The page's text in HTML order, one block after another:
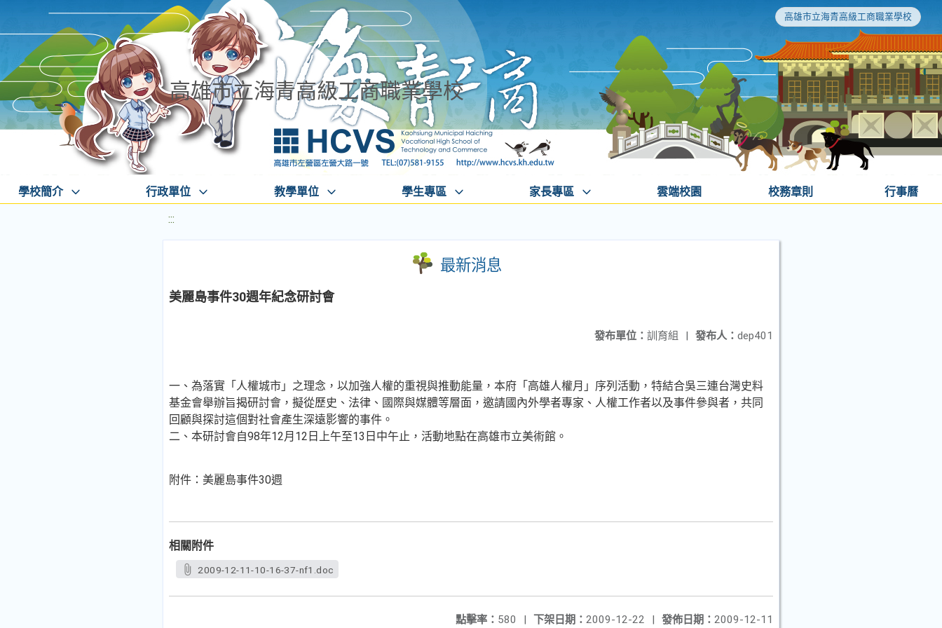
高雄市立海青高級工商職業學校
高雄市立海青高級工商職業學校
學校簡介 行政單位 教學單位 學生專區 家長專區 雲端校園 校務章則 行事曆
:::
最新消息
美麗島事件30週年紀念研討會
發布人： dep401
發布單位： 訓育組 |
一、為落實「人權城市」之理念，以加強人權的重視與推動能量，本府「高雄人權月」序列活動，特結合吳三連台灣史料
基金會舉辦旨揭研討會，擬從歷史、法律、國際與媒體等層面，邀請國內外學者專家、人權工作者以及事件參與者，共同
回顧與探討這個對社會產生深遠影響的事件。
二、本研討會自98年12月12日上午至13日中午止，活動地點在高雄市立美術館。
附件：美麗島事件30週
相關附件
2009-12-11-10-16-37-nf1.doc
發佈日期： 2009-12-11
下架日期： 2009-12-22 |
點擊率： 580 |